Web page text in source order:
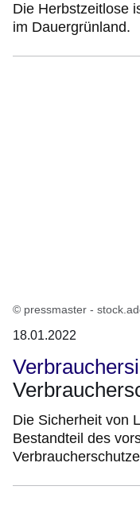
Die Herbstzeitlose
im Dauergrünland.
© pressmaster -
18.01.2022
Die Sicherheit von
Bestandteil des